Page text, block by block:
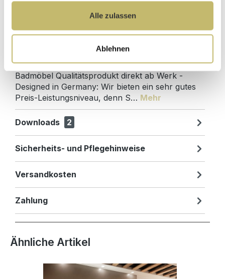
gesammelt haben.
Alle zulassen
Ablehnen
Produktdetails
Badmöbel Qualitätsprodukt direkt ab Werk -
Designed in Germany: Wir bieten ein sehr gutes
Preis-Leistungsniveau, denn S… Mehr
Downloads 2
Sicherheits- und Pflegehinweise
Versandkosten
Zahlung
Produktgalerie überspringen
Ähnliche Artikel